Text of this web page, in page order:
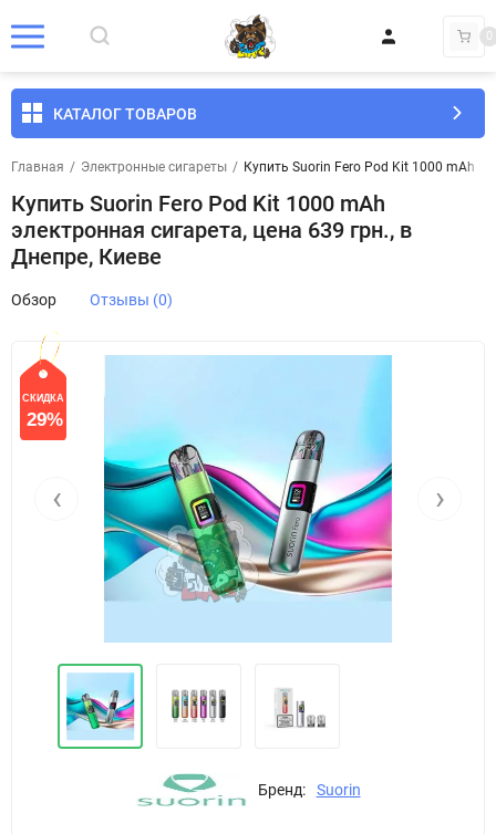
0
КАТАЛОГ ТОВАРОВ
Главная / Электронные сигареты / Купить Suorin Fero Pod Kit 1000 mAh
Купить Suorin Fero Pod Kit 1000 mAh
электронная сигарета, цена 639 грн., в
Днепре, Киеве
Обзор Отзывы (0)
‹ ›
СКИДКА
29%
Бренд: Suorin